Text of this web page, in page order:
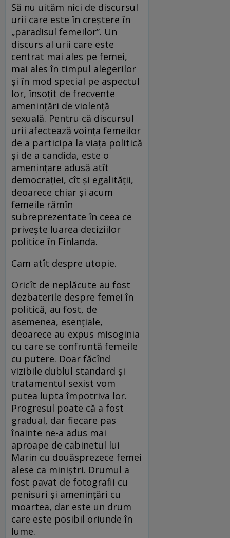
Să nu uităm nici de discursul
urii care este în creștere în
„paradisul femeilor”. Un
discurs al urii care este
centrat mai ales pe femei,
mai ales în timpul alegerilor
și în mod special pe aspectul
lor, însoțit de frecvente
amenințări de violență
sexuală. Pentru că discursul
urii afectează voința femeilor
de a participa la viața politică
și de a candida, este o
amenințare adusă atît
democrației, cît și egalității,
deoarece chiar și acum
femeile rămîn
subreprezentate în ceea ce
privește luarea deciziilor
politice în Finlanda.
Cam atît despre utopie.
Oricît de neplăcute au fost
dezbaterile despre femei în
politică, au fost, de
asemenea, esențiale,
deoarece au expus misoginia
cu care se confruntă femeile
cu putere. Doar făcînd
vizibile dublul standard și
tratamentul sexist vom
putea lupta împotriva lor.
Progresul poate că a fost
gradual, dar fiecare pas
înainte ne-a adus mai
aproape de cabinetul lui
Marin cu douăsprezece femei
alese ca miniștri. Drumul a
fost pavat de fotografii cu
penisuri și amenințări cu
moartea, dar este un drum
care este posibil oriunde în
lume.